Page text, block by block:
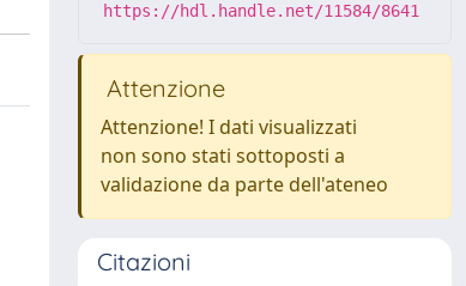
https://hdl.handle.net/11584/8641
Attenzione
Attenzione! I dati visualizzati
non sono stati sottoposti a
validazione da parte dell'ateneo
Citazioni